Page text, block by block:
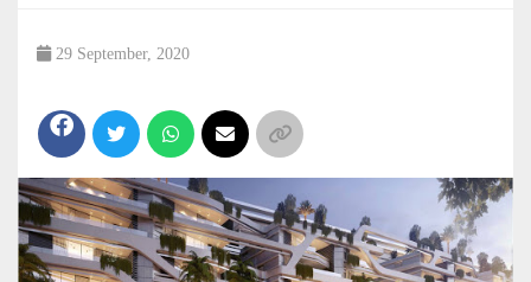
29 September, 2020